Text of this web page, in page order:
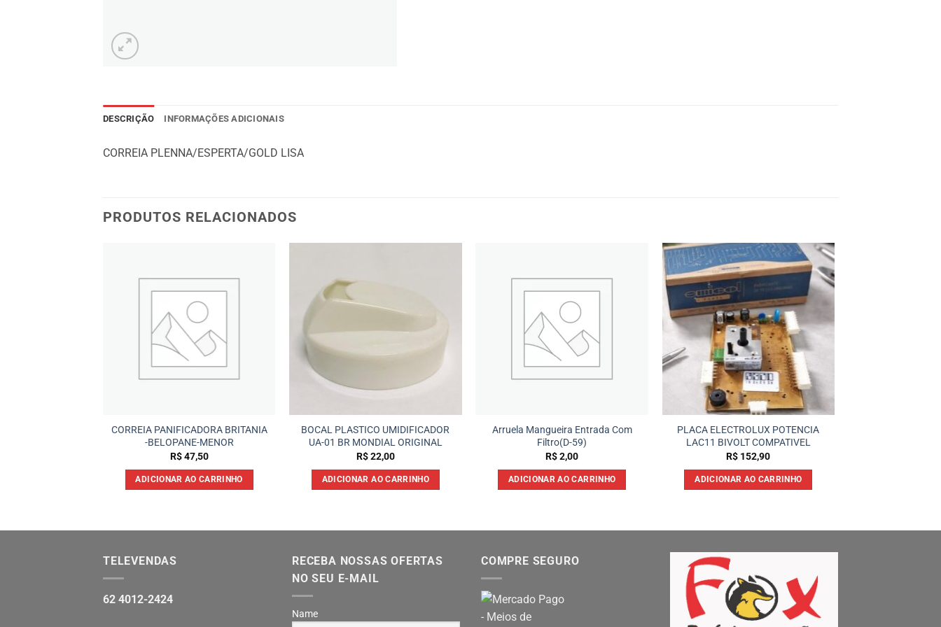
DESCRIÇÃO INFORMAÇÕES ADICIONAIS
CORREIA PLENNA/ESPERTA/GOLD LISA
PRODUTOS RELACIONADOS
CORREIA PANIFICADORA BRITANIA
-BELOPANE-MENOR
R$47,50
ADICIONAR AO CARRINHO
BOCAL PLASTICO UMIDIFICADOR
UA-01 BR MONDIAL ORIGINAL
R$22,00
ADICIONAR AO CARRINHO
Arruela Mangueira Entrada Com
Filtro(D-59)
R$2,00
ADICIONAR AO CARRINHO
PLACA ELECTROLUX POTENCIA
LAC11 BIVOLT COMPATIVEL
R$ 152,90
ADICIONAR AO CARRINHO
TELEVENDAS
62 4012-2424
RECEBA NOSSAS OFERTAS
NO SEU E-MAIL
Name
COMPRE SEGURO